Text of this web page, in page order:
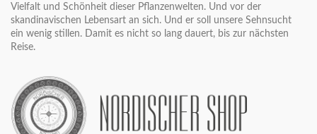
Vielfalt und Schönheit dieser Pflanzenwelten. Und vor der
skandinavischen Lebensart an sich. Und er soll unsere Sehnsucht
ein wenig stillen. Damit es nicht so lang dauert, bis zur nächsten
Reise.